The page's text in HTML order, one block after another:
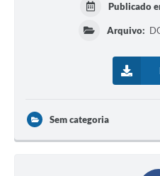
Publicado
Arquivo:
Sem categoria